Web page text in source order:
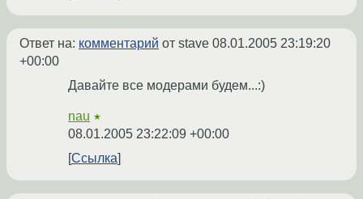
Ответ на: комментарий от stave 08.01.2005 23:19:20
+00:00
Давайте все модерами будем...:)
nau ★
08.01.2005 23:22:09 +00:00
Ссылка